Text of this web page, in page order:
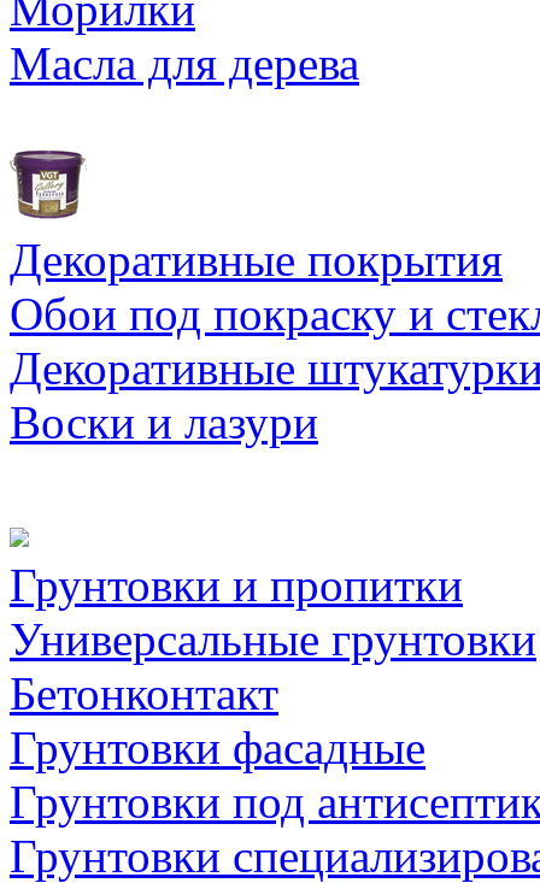
Масла для дерева
Декоративные покрытия
Обои под покраску и
Декоративные
Воски и лазури
Грунтовки и пропитки
Универсальные грунтовки
Бетонконтакт
Грунтовки фасадные
Грунтовки под
Грунтовки